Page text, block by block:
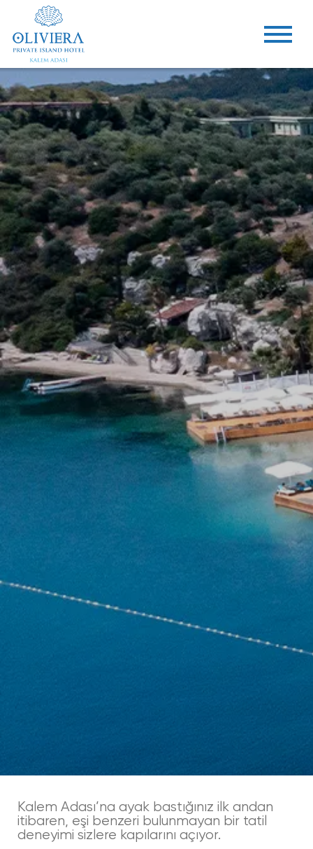
Kalem Adası’na ayak bastığınız ilk andan
itibaren, eşi benzeri bulunmayan bir tatil
deneyimi sizlere kapılarını açıyor.